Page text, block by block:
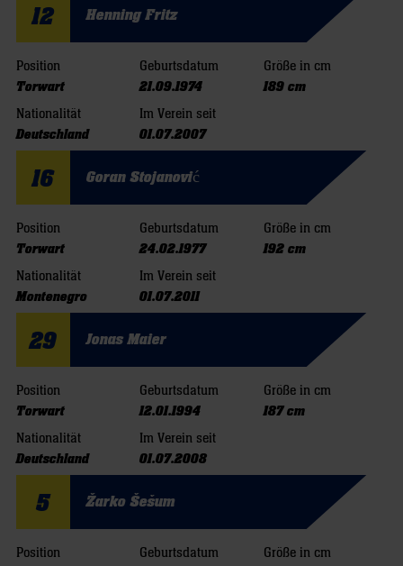
12 Henning Fritz
Position
Torwart
Geburtsdatum
21.09.1974
Größe in cm
189 cm
Nationalität
Deutschland
Im Verein seit
01.07.2007
16 Goran Stojanović
Position
Torwart
Geburtsdatum
24.02.1977
Größe in cm
192 cm
Nationalität
Montenegro
Im Verein seit
01.07.2011
29 Jonas Maier
Position
Torwart
Geburtsdatum
12.01.1994
Größe in cm
187 cm
Nationalität
Deutschland
Im Verein seit
01.07.2008
5 Žarko Šešum
Position
Geburtsdatum
Größe in cm